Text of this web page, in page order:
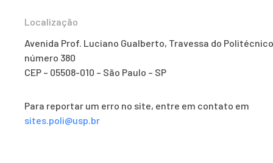
Localização
Avenida Prof. Luciano Gualberto, Travessa do
número 380
CEP – 05508-010 – São Paulo – SP
Para reportar um erro no site, entre em contato em
sites.poli@usp.br